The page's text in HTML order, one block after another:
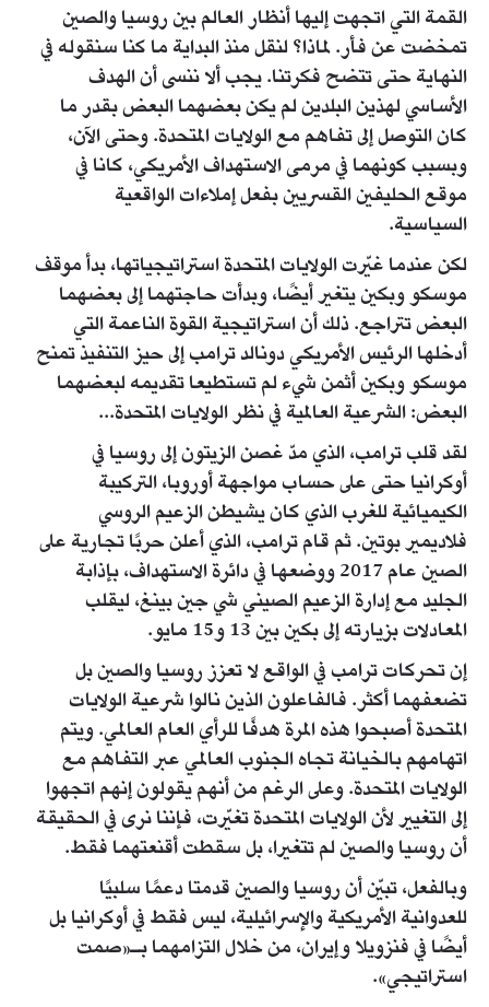
القمة التي اتجهت إليها أنظار العالم بين روسيا والصين
تمخضت عن فأر. لماذا؟ لنقل منذ البداية ما كنا سنقوله في
النهاية حتى تتضح فكرتنا. يجب ألا ننسى أن الهدف
الأساسي لهذين البلدين لم يكن بعضهما البعض بقدر ما
كان التوصل إلى تفاهم مع الولايات المتحدة. وحتى الآن،
وبسبب كونهما في مرمى الاستهداف الأمريكي، كانا في
موقع الحليفين القسريين بفعل إملاءات الواقعية
السياسية.
لكن عندما غيّرت الولايات المتحدة استراتيجياتها، بدأ موقف
موسكو وبكين يتغير أيضًا، وبدأت حاجتهما إلى بعضهما
البعض تتراجع. ذلك أن استراتيجية القوة الناعمة التي
أدخلها الرئيس الأمريكي دونالد ترامب إلى حيز التنفيذ تمنح
موسكو وبكين أثمن شيء لم تستطيعا تقديمه لبعضهما
البعض: الشرعية العالمية في نظر الولايات المتحدة...
لقد قلب ترامب، الذي مدّ غصن الزيتون إلى روسيا في
أوكرانيا حتى على حساب مواجهة أوروبا، التركيبة
الكيميائية للغرب الذي كان يشيطن الزعيم الروسي
فلاديمير بوتين. ثم قام ترامب، الذي أعلن حربًا تجارية على
الصين عام 2017 ووضعها في دائرة الاستهداف، بإذابة
الجليد مع إدارة الزعيم الصيني شي جين بينغ، ليقلب
المعادلات بزيارته إلى بكين بين 13 و15 مايو.
إن تحركات ترامب في الواقع لا تعزز روسيا والصين بل
تضعفهما أكثر. فالفاعلون الذين نالوا شرعية الولايات
المتحدة أصبحوا هذه المرة هدفًا للرأي العام العالمي. ويتم
اتهامهم بالخيانة تجاه الجنوب العالمي عبر التفاهم مع
الولايات المتحدة. وعلى الرغم من أنهم يقولون إنهم اتجهوا
إلى التغيير لأن الولايات المتحدة تغيّرت، فإننا نرى في الحقيقة
أن روسيا والصين لم تتغيرا، بل سقطت أقنعتهما فقط.
وبالفعل، تبيّن أن روسيا والصين قدمتا دعمًا سلبيًا
للعدوانية الأمريكية والإسرائيلية، ليس فقط في أوكرانيا بل
أيضًا في فنزويلا وإيران، من خلال التزامهما بـ«صمت
استراتيجي».